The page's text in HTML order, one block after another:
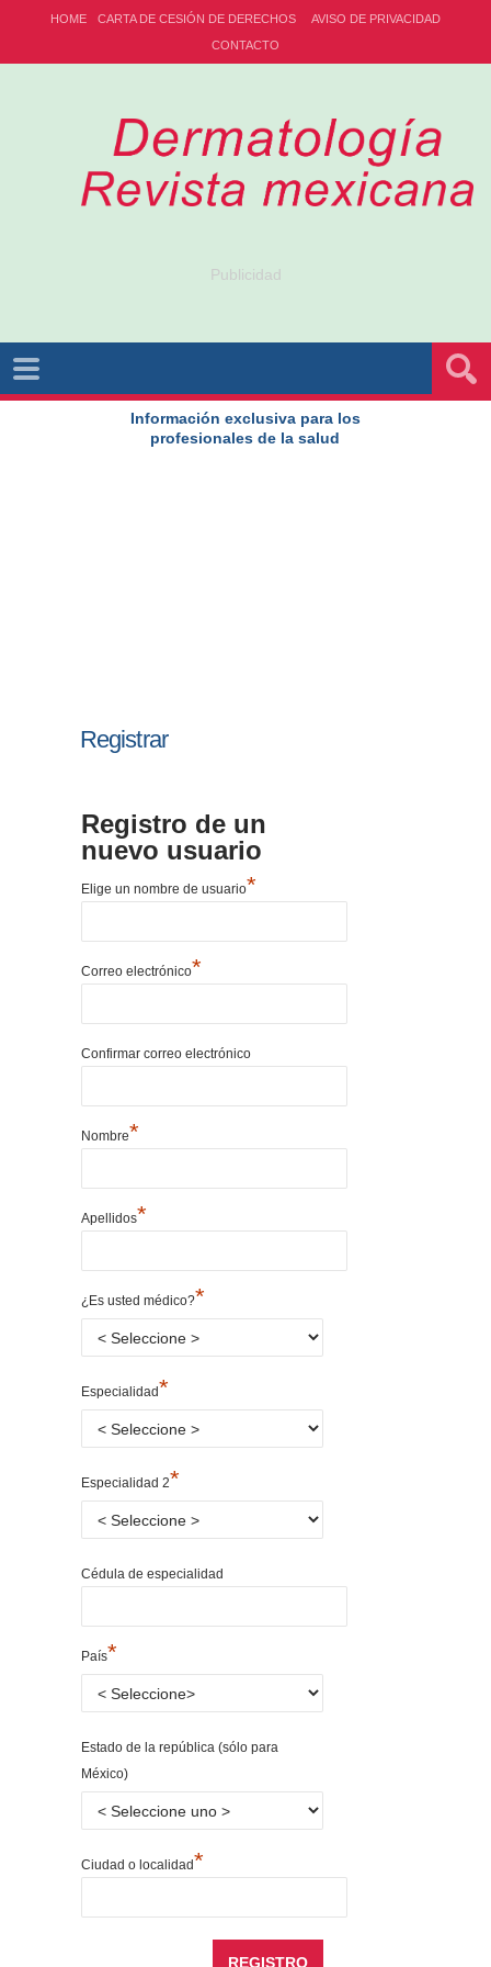
HOME CARTA DE CESIÓN DE DERECHOS
AVISO DE PRIVACIDAD
CONTACTO
Publicidad
Información exclusiva para los
profesionales de la salud
Registrar
Registro de un
nuevo usuario
Elige un nombre de usuario*
Correo electrónico*
Confirmar correo electrónico
Nombre*
Apellidos*
¿Es usted médico?*
Especialidad*
Especialidad 2*
Cédula de especialidad
País*
Estado de la república (sólo para
México)
Ciudad o localidad*